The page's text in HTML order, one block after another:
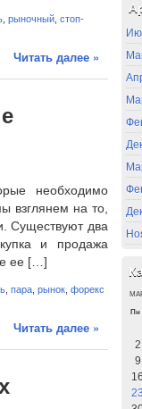
рыночный стоп-
Читать далее »
необходимо
взглянем на то,
Существуют два
и продажа
ее […]
пара рынок форекс
Читать далее »
Пн
2
9
16
23